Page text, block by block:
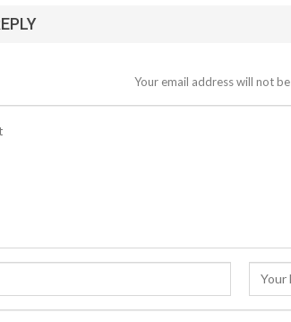
Your email address will not